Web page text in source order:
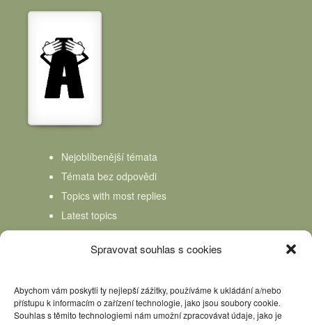
Spravovat souhlas s cookies
Abychom vám poskytli ty nejlepší zážitky, používáme k ukládání a/nebo
přístupu k informacím o zařízení technologie, jako jsou soubory cookie.
Souhlas s těmito technologiemi nám umožní zpracovávat údaje, jako je
Nejoblíbenější témata
Témata bez odpovědi
Topics with most replies
Latest topics
Topics Freshness